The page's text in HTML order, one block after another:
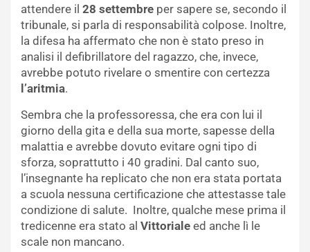
attendere il 28 settembre per sapere se, secondo il
tribunale, si parla di responsabilità colpose. Inoltre,
la difesa ha affermato che non è stato preso in
analisi il defibrillatore del ragazzo, che, invece,
avrebbe potuto rivelare o smentire con certezza
l’aritmia.
Sembra che la professoressa, che era con lui il
giorno della gita e della sua morte, sapesse della
malattia e avrebbe dovuto evitare ogni tipo di
sforza, soprattutto i 40 gradini. Dal canto suo,
l’insegnante ha replicato che non era stata portata
a scuola nessuna certificazione che attestasse tale
condizione di salute. Inoltre, qualche mese prima il
tredicenne era stato al Vittoriale ed anche lì le
scale non mancano.